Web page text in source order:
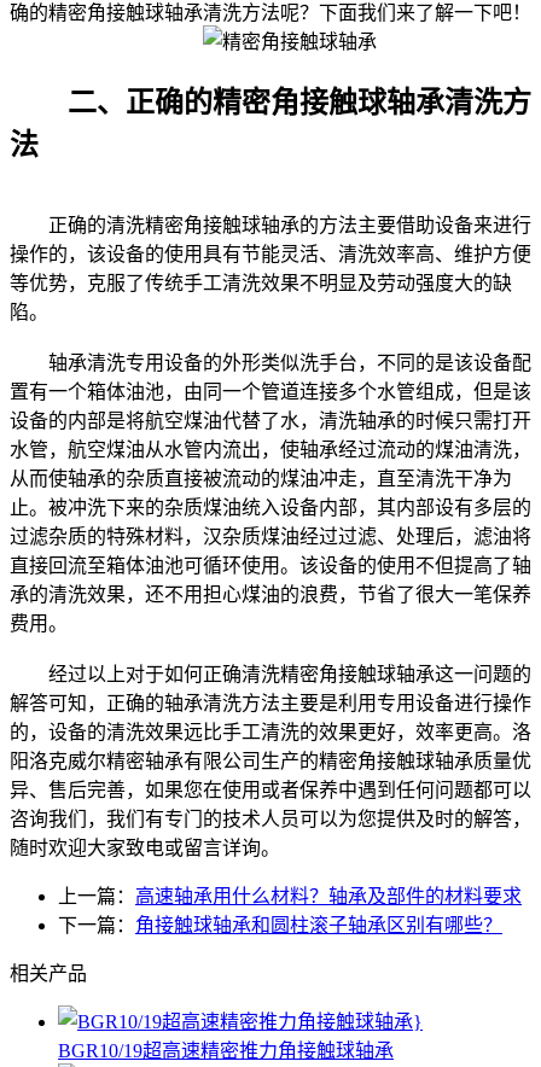
确的精密角接触球轴承清洗方法呢？下面我们来了解一下吧！
二、正确的精密角接触球轴承清洗方
法
正确的清洗精密角接触球轴承的方法主要借助设备来进行
操作的，该设备的使用具有节能灵活、清洗效率高、维护方便
等优势，克服了传统手工清洗效果不明显及劳动强度大的缺
陷。
轴承清洗专用设备的外形类似洗手台，不同的是该设备配
置有一个箱体油池，由同一个管道连接多个水管组成，但是该
设备的内部是将航空煤油代替了水，清洗轴承的时候只需打开
水管，航空煤油从水管内流出，使轴承经过流动的煤油清洗，
从而使轴承的杂质直接被流动的煤油冲走，直至清洗干净为
止。被冲洗下来的杂质煤油统入设备内部，其内部设有多层的
过滤杂质的特殊材料，汉杂质煤油经过过滤、处理后，滤油将
直接回流至箱体油池可循环使用。该设备的使用不但提高了轴
承的清洗效果，还不用担心煤油的浪费，节省了很大一笔保养
费用。
经过以上对于如何正确清洗精密角接触球轴承这一问题的
解答可知，正确的轴承清洗方法主要是利用专用设备进行操作
的，设备的清洗效果远比手工清洗的效果更好，效率更高。洛
阳洛克威尔精密轴承有限公司生产的精密角接触球轴承质量优
异、售后完善，如果您在使用或者保养中遇到任何问题都可以
咨询我们，我们有专门的技术人员可以为您提供及时的解答，
随时欢迎大家致电或留言详询。
上一篇： 高速轴承用什么材料？轴承及部件的材料要求
下一篇： 角接触球轴承和圆柱滚子轴承区别有哪些？
相关产品
BGR10/19超高速精密推力角接触球轴承